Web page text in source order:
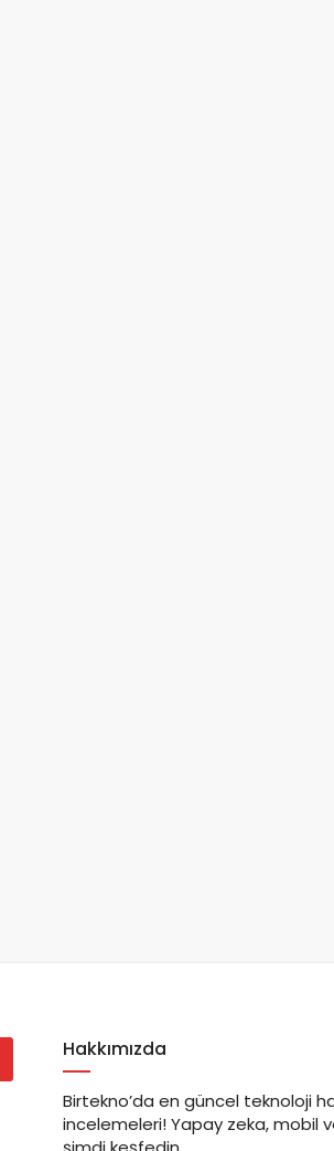
Hakkımızda
Birtekno’da en güncel teknoloji
incelemeleri! Yapay zeka, mobil